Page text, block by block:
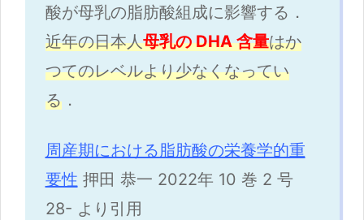
酸が母乳の脂肪酸組成に影響する．
近年の日本人母乳の DHA 含量はか
つてのレベルより少なくなってい
る．
周産期における脂肪酸の栄養学的重
要性 押田 恭一 2022年 10 巻 2 号
28- より引用